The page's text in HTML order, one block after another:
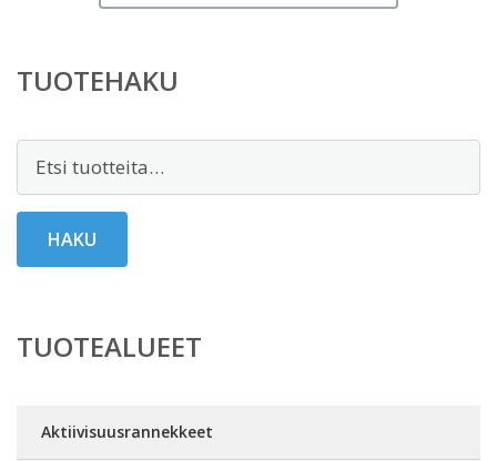
TUOTEHAKU
Etsi:
HAKU
TUOTEALUEET
Aktiivisuusrannekkeet